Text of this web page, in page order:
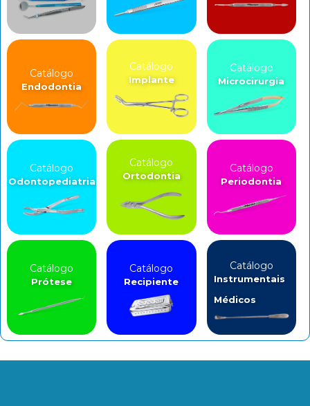
Catálogo
Endodontia
Catálogo
Implante
Catálogo
Microcirurgia
Catálogo
Odontopediatria
Catálogo
Ortodontia
Catálogo
Periodontia
Catálogo
Prótese
Catálogo
Recipiente
Catálogo
Instrumentais
Médicos